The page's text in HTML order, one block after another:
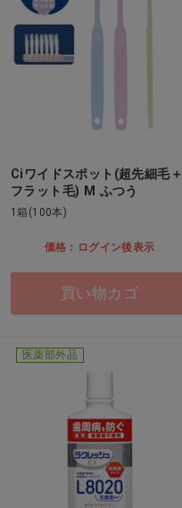
Ciワイドスポット(超先細毛＋
フラット毛) M ふつう
1箱(100本)
価格：ログイン後表示
買い物カゴ
医薬部外品